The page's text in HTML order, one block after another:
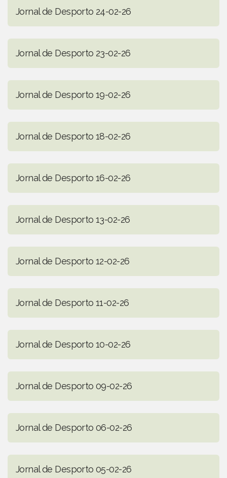
Jornal de Desporto 24-02-26
Jornal de Desporto 23-02-26
Jornal de Desporto 19-02-26
Jornal de Desporto 18-02-26
Jornal de Desporto 16-02-26
Jornal de Desporto 13-02-26
Jornal de Desporto 12-02-26
Jornal de Desporto 11-02-26
Jornal de Desporto 10-02-26
Jornal de Desporto 09-02-26
Jornal de Desporto 06-02-26
Jornal de Desporto 05-02-26